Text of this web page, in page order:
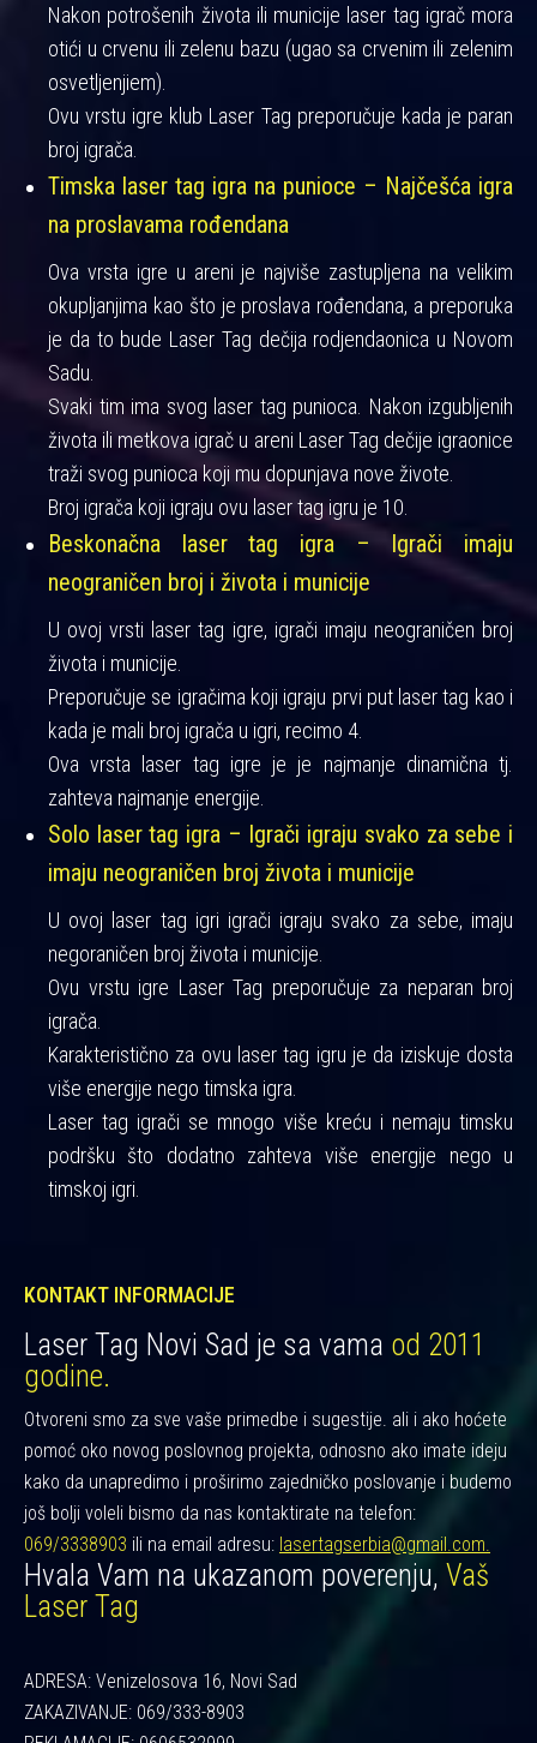
Nakon potrošenih života ili municije laser tag igrač mora
otići u crvenu ili zelenu bazu (ugao sa crvenim ili zelenim
osvetljenjiem).
Ovu vrstu igre klub Laser Tag preporučuje kada je paran
broj igrača.
Timska laser tag igra na punioce – Najčešća igra
na proslavama rođendana
Ova vrsta igre u areni je najviše zastupljena na velikim
okupljanjima kao što je proslava rođendana, a preporuka
je da to bude Laser Tag dečija rodjendaonica u Novom
Sadu.
Svaki tim ima svog laser tag punioca. Nakon izgubljenih
života ili metkova igrač u areni Laser Tag dečije igraonice
traži svog punioca koji mu dopunjava nove živote.
Broj igrača koji igraju ovu laser tag igru je 10.
Beskonačna laser tag igra – Igrači imaju
neograničen broj i života i municije
U ovoj vrsti laser tag igre, igrači imaju neograničen broj
života i municije.
Preporučuje se igračima koji igraju prvi put laser tag kao i
kada je mali broj igrača u igri, recimo 4.
Ova vrsta laser tag igre je je najmanje dinamična tj.
zahteva najmanje energije.
Solo laser tag igra – Igrači igraju svako za sebe i
imaju neograničen broj života i municije
U ovoj laser tag igri igrači igraju svako za sebe, imaju
negoraničen broj života i municije.
Ovu vrstu igre Laser Tag preporučuje za neparan broj
igrača.
Karakteristično za ovu laser tag igru je da iziskuje dosta
više energije nego timska igra.
Laser tag igrači se mnogo više kreću i nemaju timsku
podršku što dodatno zahteva više energije nego u
timskoj igri.
KONTAKT INFORMACIJE
Laser Tag Novi Sad je sa vama od 2011
godine.
Otvoreni smo za sve vaše primedbe i sugestije. ali i ako hoćete
pomoć oko novog poslovnog projekta, odnosno ako imate ideju
kako da unapredimo i proširimo zajedničko poslovanje i budemo
još bolji voleli bismo da nas kontaktirate na telefon:
069/3338903 ili na email adresu: lasertagserbia@gmail.com.
Hvala Vam na ukazanom poverenju, Vaš
Laser Tag
ADRESA: Venizelosova 16, Novi Sad
ZAKAZIVANJE: 069/333-8903